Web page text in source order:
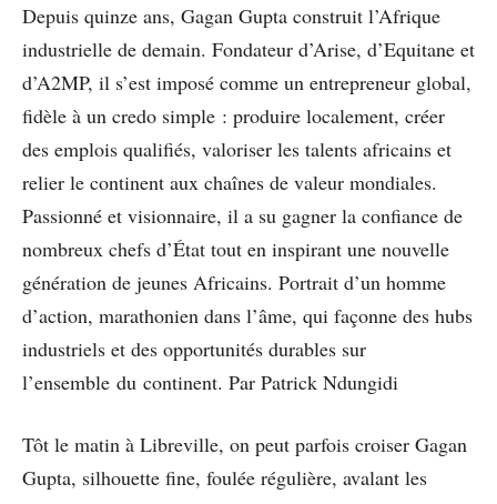
Depuis quinze ans, Gagan Gupta construit l’Afrique
industrielle de demain. Fondateur d’Arise, d’Equitane et
d’A2MP, il s’est imposé comme un entrepreneur global,
fidèle à un credo simple : produire localement, créer
des emplois qualifiés, valoriser les talents africains et
relier le continent aux chaînes de valeur mondiales.
Passionné et visionnaire, il a su gagner la confiance de
nombreux chefs d’État tout en inspirant une nouvelle
génération de jeunes Africains. Portrait d’un homme
d’action, marathonien dans l’âme, qui façonne des hubs
industriels et des opportunités durables sur
l’ensemble du continent. Par Patrick Ndungidi
Tôt le matin à Libreville, on peut parfois croiser Gagan
Gupta, silhouette fine, foulée régulière, avalant les